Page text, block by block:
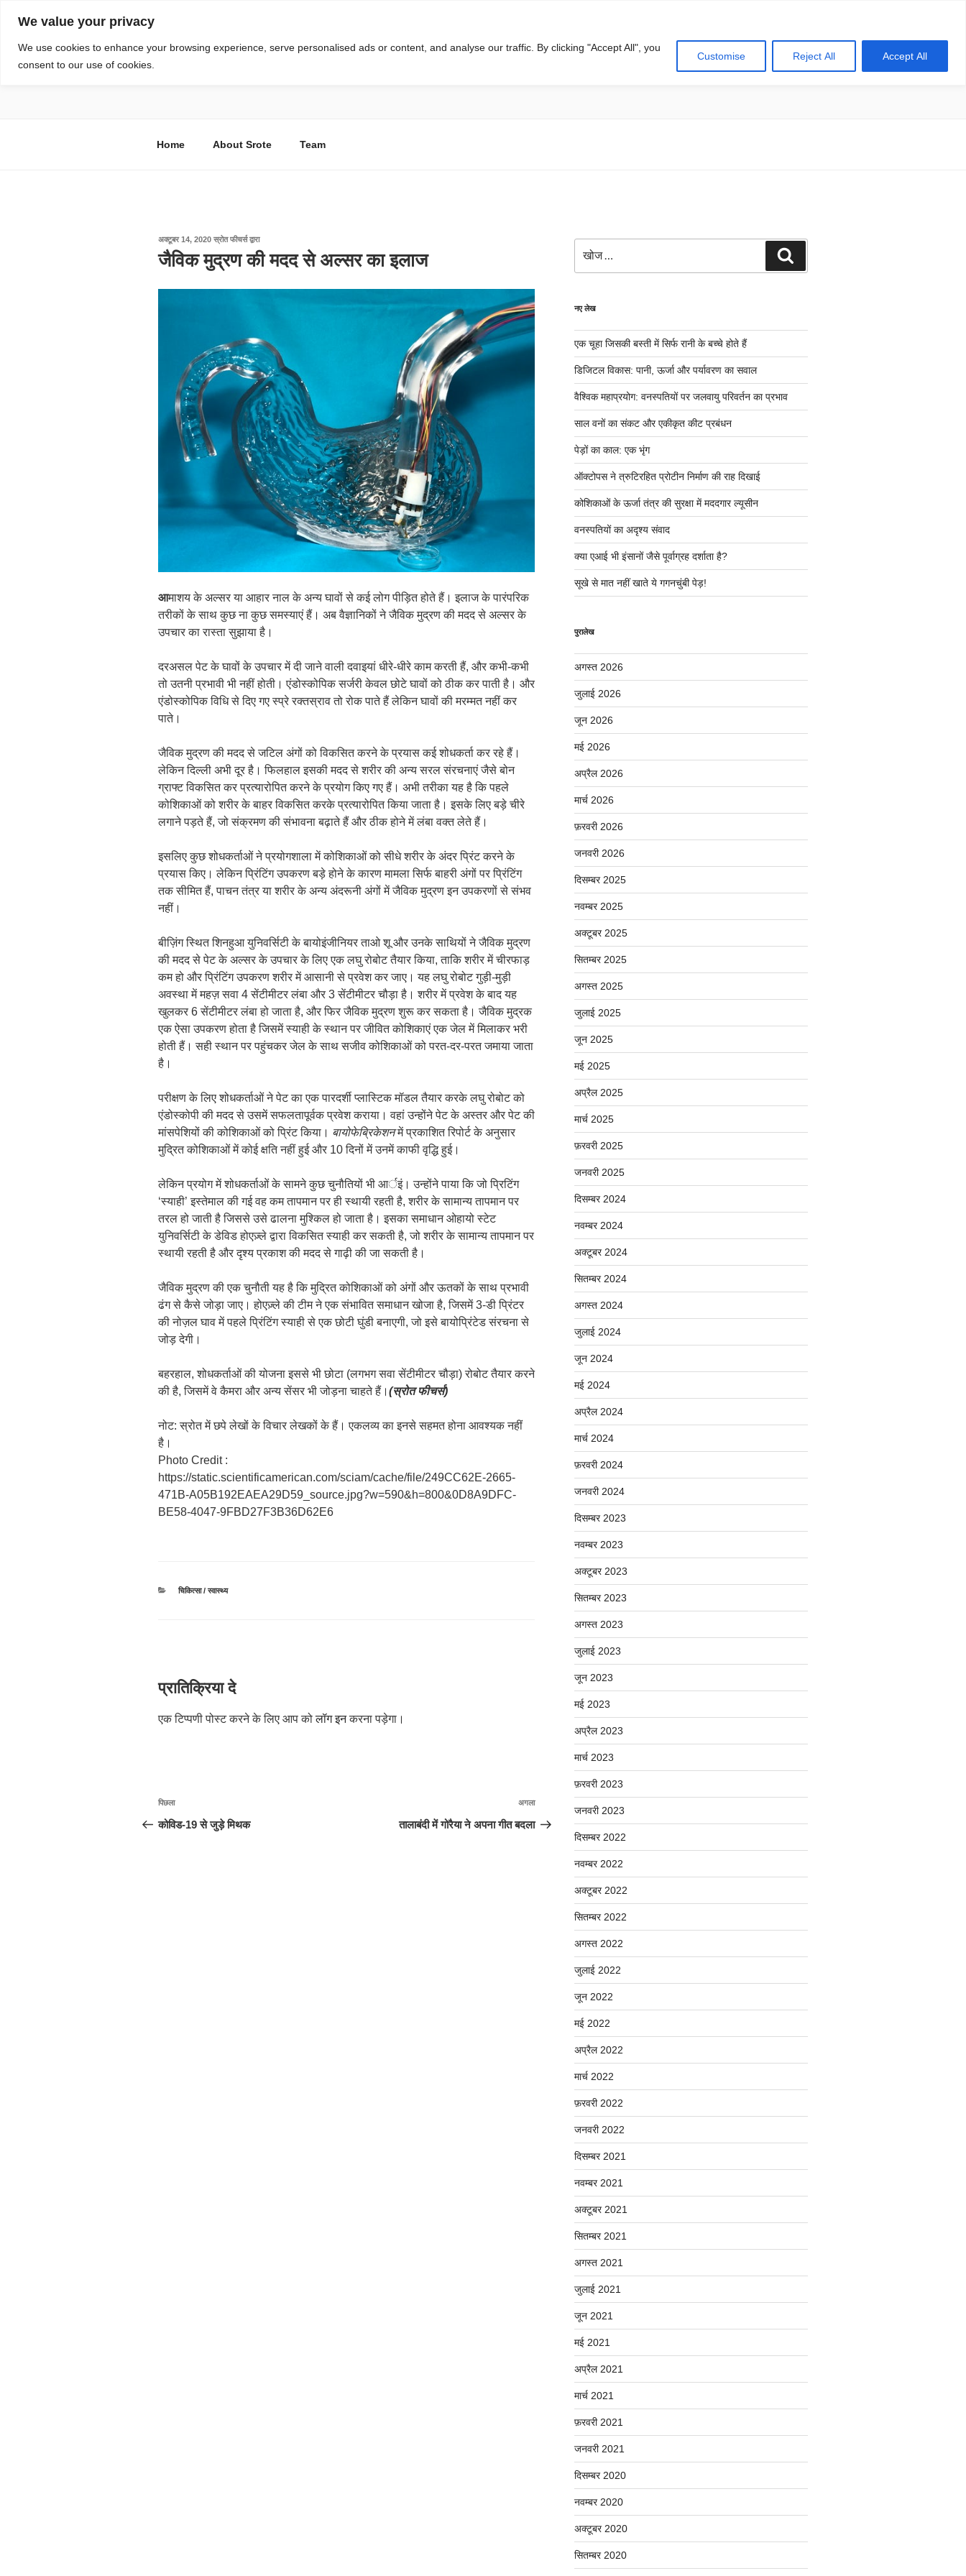
We value your privacy
We use cookies to enhance your browsing experience, serve personalised ads or content, and analyse our traffic. By clicking "Accept All", you
consent to our use of cookies.
Customise Reject All Accept All
स्रोत
Home About Srote Team
अक्टूबर 14, 2020 पर
किया
गया
स्रोत फीचर्सद्वारा
जैविक मुद्रण की मदद से अल्सर का इलाज
आमाशय के अल्सर या आहार नाल के अन्य घावों से कई लोग पीड़ित होते हैं। इलाज के पारंपरिक
तरीकों के साथ कुछ ना कुछ समस्याएं हैं। अब वैज्ञानिकों ने जैविक मुद्रण की मदद से अल्सर के
उपचार का रास्ता सुझाया है।
दरअसल पेट के घावों के उपचार में दी जाने वाली दवाइयां धीरे-धीरे काम करती हैं, और कभी-कभी
तो उतनी प्रभावी भी नहीं होती। एंडोस्कोपिक सर्जरी केवल छोटे घावों को ठीक कर पाती है। और
एंडोस्कोपिक विधि से दिए गए स्प्रे रक्तस्राव तो रोक पाते हैं लेकिन घावों की मरम्मत नहीं कर
पाते।
जैविक मुद्रण की मदद से जटिल अंगों को विकसित करने के प्रयास कई शोधकर्ता कर रहे हैं।
लेकिन दिल्ली अभी दूर है। फिलहाल इसकी मदद से शरीर की अन्य सरल संरचनाएं जैसे बोन
ग्राफ्ट विकसित कर प्रत्यारोपित करने के प्रयोग किए गए हैं। अभी तरीका यह है कि पहले
कोशिकाओं को शरीर के बाहर विकसित करके प्रत्यारोपित किया जाता है। इसके लिए बड़े चीरे
लगाने पड़ते हैं, जो संक्रमण की संभावना बढ़ाते हैं और ठीक होने में लंबा वक्त लेते हैं।
इसलिए कुछ शोधकर्ताओं ने प्रयोगशाला में कोशिकाओं को सीधे शरीर के अंदर प्रिंट करने के
प्रयास किए। लेकिन प्रिंटिंग उपकरण बड़े होने के कारण मामला सिर्फ बाहरी अंगों पर प्रिंटिंग
तक सीमित हैं, पाचन तंत्र या शरीर के अन्य अंदरूनी अंगों में जैविक मुद्रण इन उपकरणों से संभव
नहीं।
बीज़िंग स्थित शिनहुआ युनिवर्सिटी के बायोइंजीनियर ताओ शू और उनके साथियों ने जैविक मुद्रण
की मदद से पेट के अल्सर के उपचार के लिए एक लघु रोबोट तैयार किया, ताकि शरीर में चीरफाड़
कम हो और प्रिंटिंग उपकरण शरीर में आसानी से प्रवेश कर जाए। यह लघु रोबोट गुड़ी-मुड़ी
अवस्था में महज़ सवा 4 सेंटीमीटर लंबा और 3 सेंटीमीटर चौड़ा है। शरीर में प्रवेश के बाद यह
खुलकर 6 सेंटीमीटर लंबा हो जाता है, और फिर जैविक मुद्रण शुरू कर सकता है। जैविक मुद्रक
एक ऐसा उपकरण होता है जिसमें स्याही के स्थान पर जीवित कोशिकाएं एक जेल में मिलाकर भरी
होती हैं। सही स्थान पर पहुंचकर जेल के साथ सजीव कोशिकाओं को परत-दर-परत जमाया जाता
है।
परीक्षण के लिए शोधकर्ताओं ने पेट का एक पारदर्शी प्लास्टिक मॉडल तैयार करके लघु रोबोट को
एंडोस्कोपी की मदद से उसमें सफलतापूर्वक प्रवेश कराया। वहां उन्होंने पेट के अस्तर और पेट की
मांसपेशियों की कोशिकाओं को प्रिंट किया। बायोफेब्रिकेशनमें प्रकाशित रिपोर्ट के अनुसार
मुद्रित कोशिकाओं में कोई क्षति नहीं हुई और 10 दिनों में उनमें काफी वृद्धि हुई।
लेकिन प्रयोग में शोधकर्ताओं के सामने कुछ चुनौतियों भी आर्इं। उन्होंने पाया कि जो प्रिटिंग
‘स्याही’ इस्तेमाल की गई वह कम तापमान पर ही स्थायी रहती है, शरीर के सामान्य तापमान पर
तरल हो जाती है जिससे उसे ढालना मुश्किल हो जाता है। इसका समाधान ओहायो स्टेट
युनिवर्सिटी के डेविड होएज़्ले द्वारा विकसित स्याही कर सकती है, जो शरीर के सामान्य तापमान पर
स्थायी रहती है और दृश्य प्रकाश की मदद से गाढ़ी की जा सकती है।
जैविक मुद्रण की एक चुनौती यह है कि मुद्रित कोशिकाओं को अंगों और ऊतकों के साथ प्रभावी
ढंग से कैसे जोड़ा जाए। होएज़्ले की टीम ने एक संभावित समाधान खोजा है, जिसमें 3-डी प्रिंटर
की नोज़ल घाव में पहले प्रिंटिंग स्याही से एक छोटी घुंडी बनाएगी, जो इसे बायोप्रिंटेड संरचना से
जोड़ देगी।
बहरहाल, शोधकर्ताओं की योजना इससे भी छोटा (लगभग सवा सेंटीमीटर चौड़ा) रोबोट तैयार करने
की है, जिसमें वे कैमरा और अन्य सेंसर भी जोड़ना चाहते हैं। (स्रोत फीचर्स)
नोट: स्रोत में छपे लेखों के विचार लेखकों के हैं। एकलव्य का इनसे सहमत होना आवश्यक नहीं
है।
Photo Credit :
https://static.scientificamerican.com/sciam/cache/file/249CC62E-2665-
471B-A05B192EAEA29D59_source.jpg?w=590&h=800&0D8A9DFC-
BE58-4047-9FBD27F3B36D62E6
श्रेणियाँ
चिकित्सा / स्वास्थ्य
प्रातिक्रिया दे
एक टिप्पणी पोस्ट करने के लिए आप कोलॉग इनकरना पड़ेगा।
पोस्ट
नेविगेशन
पिछला
पोस्ट:
पिछला
कोविड-19 से जुड़े मिथक
अगली
पोस्ट
अगला
तालाबंदी में गोरैया ने अपना गीत बदला
नए लेख
एक चूहा जिसकी बस्ती में सिर्फ रानी के बच्चे होते हैं
डिजिटल विकास: पानी, ऊर्जा और पर्यावरण का सवाल
वैश्विक महाप्रयोग: वनस्पतियों पर जलवायु परिवर्तन का प्रभाव
साल वनों का संकट और एकीकृत कीट प्रबंधन
पेड़ों का काल: एक भृंग
ऑक्टोपस ने त्रुटिरहित प्रोटीन निर्माण की राह दिखाई
कोशिकाओं के ऊर्जा तंत्र की सुरक्षा में मददगार ल्यूसीन
वनस्पतियों का अदृश्य संवाद
क्या एआई भी इंसानों जैसे पूर्वाग्रह दर्शाता है?
सूखे से मात नहीं खाते ये गगनचुंबी पेड़!
पुरालेख
अगस्त 2026
जुलाई 2026
जून 2026
मई 2026
अप्रैल 2026
मार्च 2026
फ़रवरी 2026
जनवरी 2026
दिसम्बर 2025
नवम्बर 2025
अक्टूबर 2025
सितम्बर 2025
अगस्त 2025
जुलाई 2025
जून 2025
मई 2025
अप्रैल 2025
मार्च 2025
फ़रवरी 2025
जनवरी 2025
दिसम्बर 2024
नवम्बर 2024
अक्टूबर 2024
सितम्बर 2024
अगस्त 2024
जुलाई 2024
जून 2024
मई 2024
अप्रैल 2024
मार्च 2024
फ़रवरी 2024
जनवरी 2024
दिसम्बर 2023
नवम्बर 2023
अक्टूबर 2023
सितम्बर 2023
अगस्त 2023
जुलाई 2023
जून 2023
मई 2023
अप्रैल 2023
मार्च 2023
फ़रवरी 2023
जनवरी 2023
दिसम्बर 2022
नवम्बर 2022
अक्टूबर 2022
सितम्बर 2022
अगस्त 2022
जुलाई 2022
जून 2022
मई 2022
अप्रैल 2022
मार्च 2022
फ़रवरी 2022
जनवरी 2022
दिसम्बर 2021
नवम्बर 2021
अक्टूबर 2021
सितम्बर 2021
अगस्त 2021
जुलाई 2021
जून 2021
मई 2021
अप्रैल 2021
मार्च 2021
फ़रवरी 2021
जनवरी 2021
दिसम्बर 2020
नवम्बर 2020
अक्टूबर 2020
सितम्बर 2020